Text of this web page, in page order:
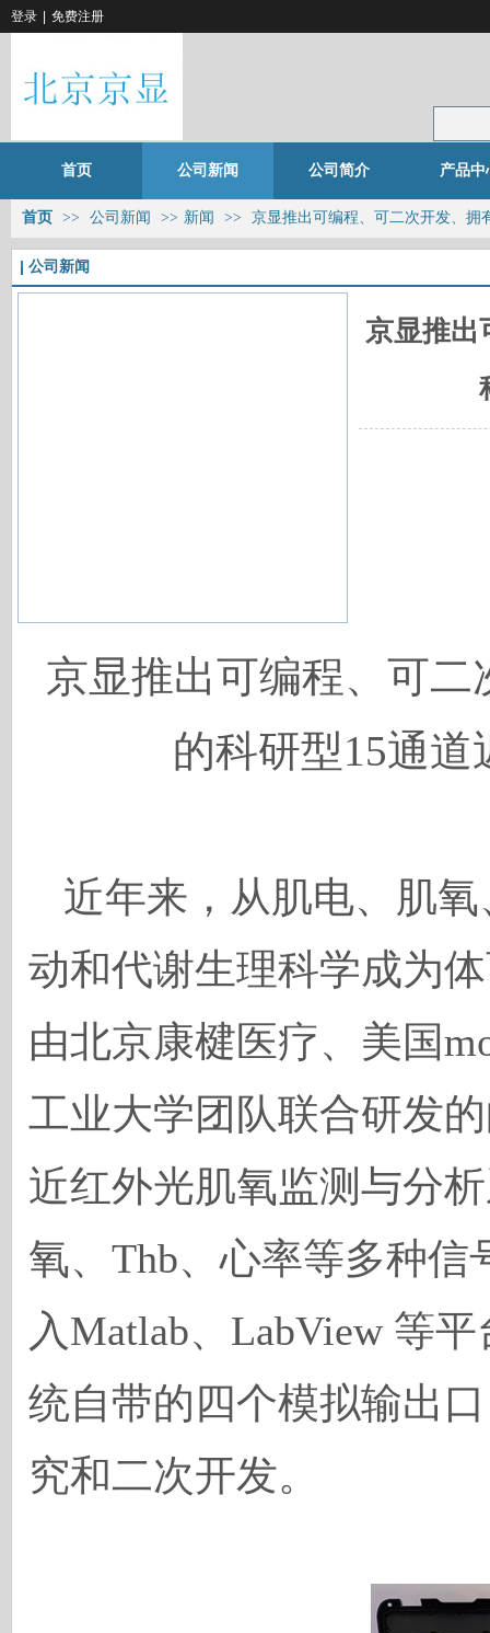
登录 免费注册
首页 公司新闻 公司简介 产品中
首页 >> 公司新闻 >> 新闻 >> 京显推出可编程、可二次开发、拥
公司新闻
京显推出
京显推出可编程、可
的科研型15通
近年来，从肌电、肌
动和代谢生理科学成为
由北京康楗医疗、美国
工业大学团队联合研发
近红外光肌氧监测与分
氧、Thb、心率等多种
入Matlab、LabView 等
统自带的四个模拟输出
究和二次开发。